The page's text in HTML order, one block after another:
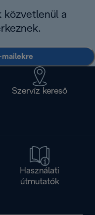
közvetlenül a
mailekre
Szervíz kereső
Használati
útmutatók